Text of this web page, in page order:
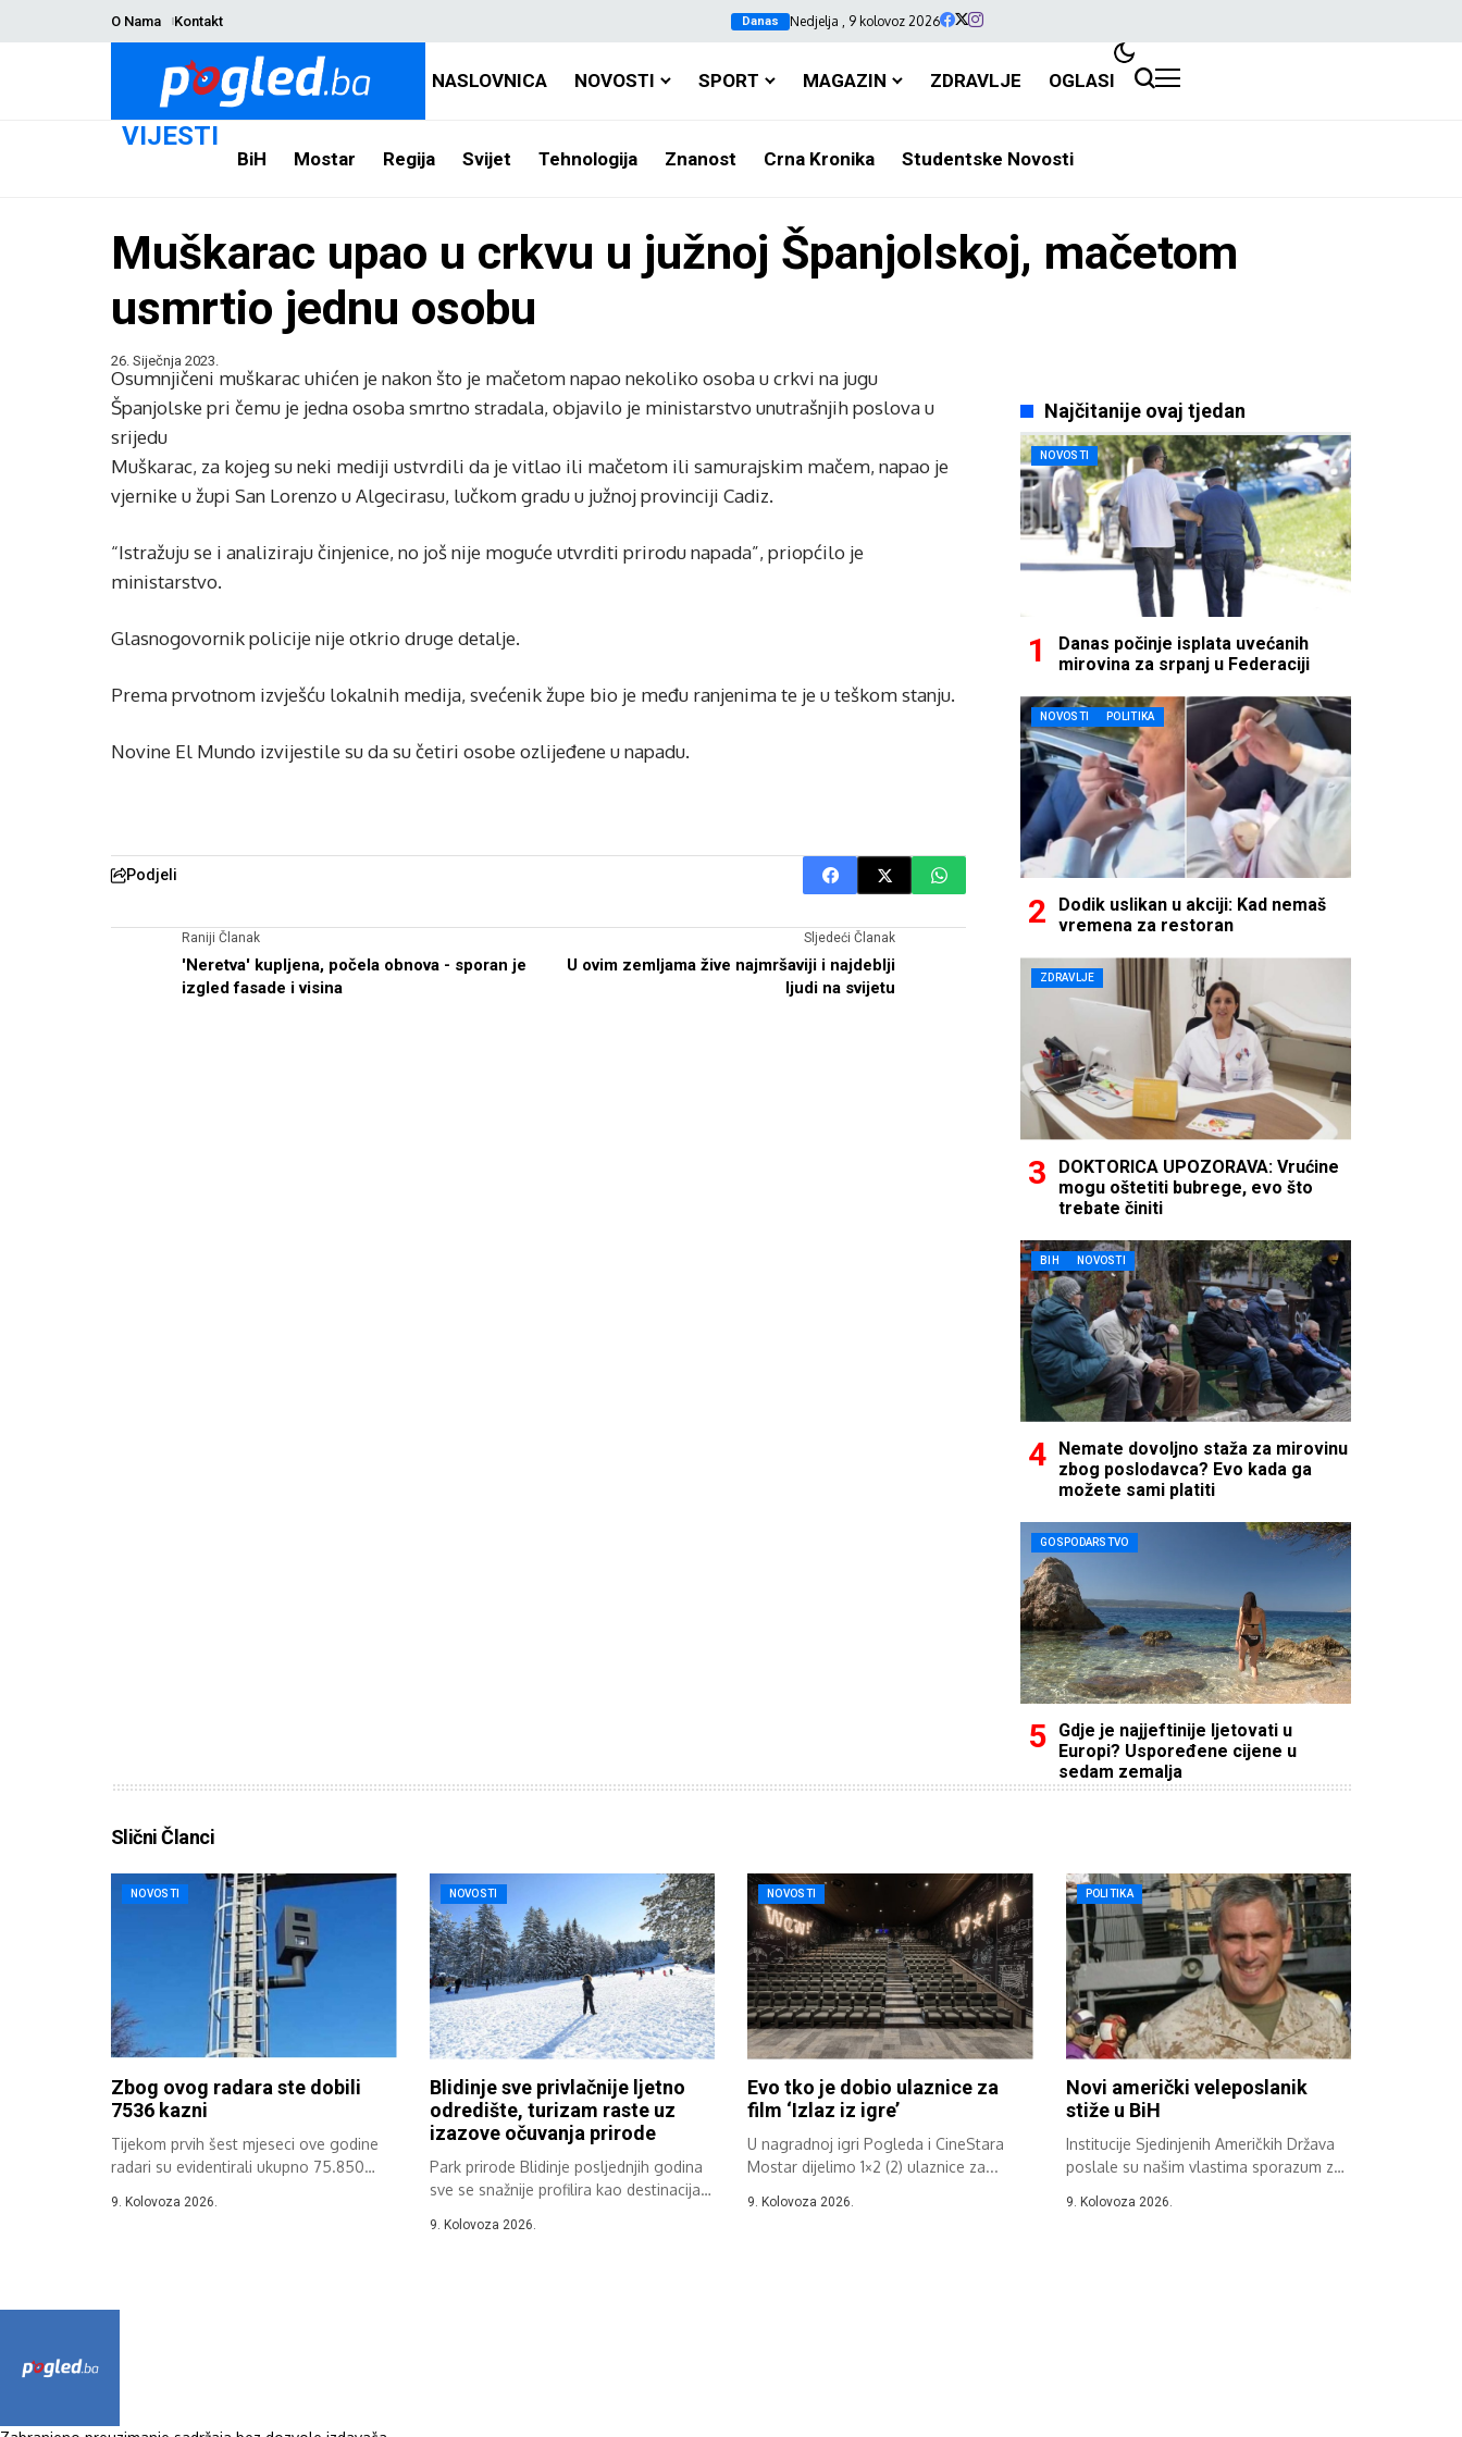
O Nama Kontakt Danas Nedjelja , 9 kolovoz 2026
NASLOVNICA NOVOSTI SPORT MAGAZIN ZDRAVLJE OGLASI
VIJESTI
BiH Mostar Regija Svijet Tehnologija Znanost Crna Kronika Studentske Novosti
Muškarac upao u crkvu u južnoj Španjolskoj, mačetom
usmrtio jednu osobu
26. Siječnja 2023.
Osumnjičeni muškarac uhićen je nakon što je mačetom napao nekoliko osoba u crkvi na jugu
Španjolske pri čemu je jedna osoba smrtno stradala, objavilo je ministarstvo unutrašnjih poslova u
srijedu
Muškarac, za kojeg su neki mediji ustvrdili da je vitlao ili mačetom ili samurajskim mačem, napao je
vjernike u župi San Lorenzo u Algecirasu, lučkom gradu u južnoj provinciji Cadiz.
“Istražuju se i analiziraju činjenice, no još nije moguće utvrditi prirodu napada”, priopćilo je
ministarstvo.
Glasnogovornik policije nije otkrio druge detalje.
Prema prvotnom izvješću lokalnih medija, svećenik župe bio je među ranjenima te je u teškom stanju.
Novine El Mundo izvijestile su da su četiri osobe ozlijeđene u napadu.
Podjeli
Raniji Članak
'Neretva' kupljena, počela obnova - sporan je
izgled fasade i visina
Sljedeći Članak
U ovim zemljama žive najmršaviji i najdeblji
ljudi na svijetu
Najčitanije ovaj tjedan
NOVOSTI
Danas počinje isplata uvećanih
mirovina za srpanj u Federaciji
NOVOSTI POLITIKA
Dodik uslikan u akciji: Kad nemaš
vremena za restoran
ZDRAVLJE
DOKTORICA UPOZORAVA: Vrućine
mogu oštetiti bubrege, evo što
trebate činiti
BIH NOVOSTI
Nemate dovoljno staža za mirovinu
zbog poslodavca? Evo kada ga
možete sami platiti
GOSPODARSTVO
Gdje je najjeftinije ljetovati u
Europi? Uspoređene cijene u
sedam zemalja
Slični Članci
NOVOSTI
Zbog ovog radara ste dobili
7536 kazni
Tijekom prvih šest mjeseci ove godine
radari su evidentirali ukupno 75.850
9. Kolovoza 2026.
NOVOSTI
Blidinje sve privlačnije ljetno
odredište, turizam raste uz
izazove očuvanja prirode
Park prirode Blidinje posljednjih godina
sve se snažnije profilira kao destinacija
9. Kolovoza 2026.
NOVOSTI
Evo tko je dobio ulaznice za
film ‘Izlaz iz igre’
U nagradnoj igri Pogleda i CineStara
Mostar dijelimo 1×2 (2) ulaznice za...
9. Kolovoza 2026.
POLITIKA
Novi američki veleposlanik
stiže u BiH
Institucije Sjedinjenih Američkih Država
poslale su našim vlastima sporazum za
9. Kolovoza 2026.